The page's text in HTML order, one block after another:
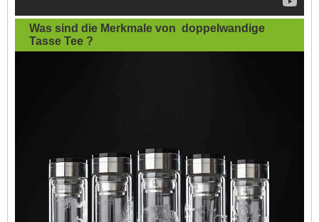
Was sind die Merkmale von doppelwandige
Tasse Tee ?